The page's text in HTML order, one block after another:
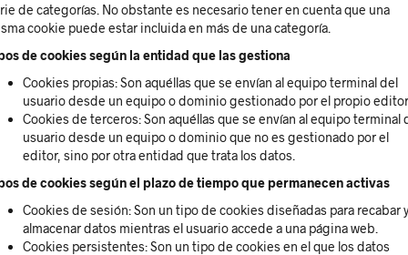
de categorías. No obstante es necesario tener en cuenta que una
cookie puede estar incluida en más de una categoría.
de cookies según la entidad que las gestiona
Cookies propias: Son aquéllas que se envían al equipo terminal del
usuario desde un equipo o dominio gestionado por el propio
Cookies de terceros: Son aquéllas que se envían al equipo terminal
usuario desde un equipo o dominio que no es gestionado por el
editor, sino por otra entidad que trata los datos.
de cookies según el plazo de tiempo que permanecen activas
Cookies de sesión: Son un tipo de cookies diseñadas para recabar y
almacenar datos mientras el usuario accede a una página web.
Cookies persistentes: Son un tipo de cookies en el que los datos